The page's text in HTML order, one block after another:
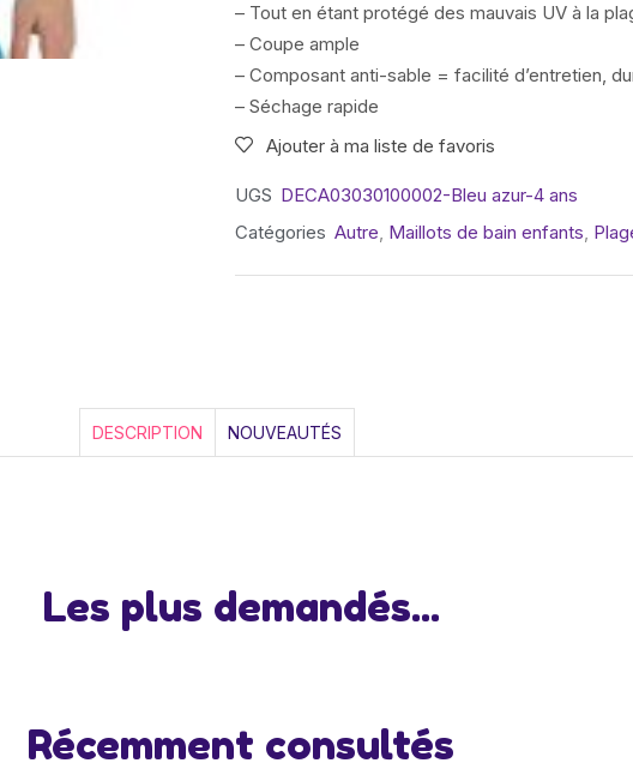
– Tout en étant protégé des mauvais UV à la
– Coupe ample
– Composant anti-sable = facilité d’entretien,
– Séchage rapide
Ajouter à ma liste de favoris
UGS DECA03030100002-Bleu azur-4 ans
Catégories Autre, Maillots de bain enfants,
DESCRIPTION NOUVEAUTÉS
Les plus demandés...
Récemment consultés